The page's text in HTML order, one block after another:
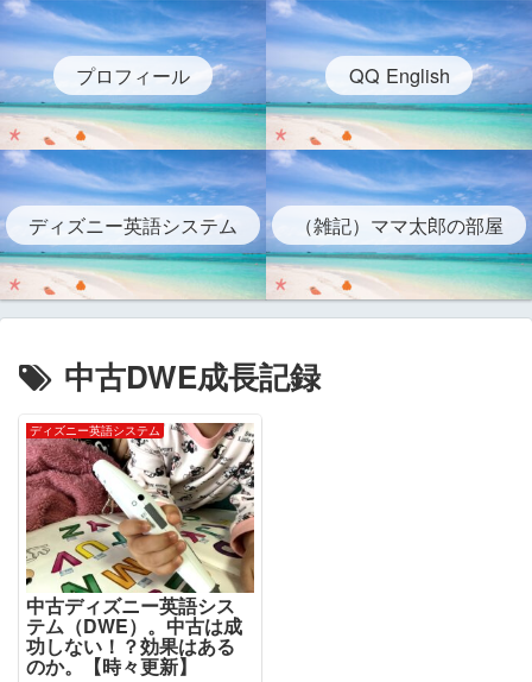
プロフィール QQ English
ディズニー英語システム （雑記）ママ太郎の部屋
中古DWE成長記録
ディズニー英語システム
中古ディズニー英語シス
テム（DWE）。中古は成
功しない！？効果はある
のか。【時々更新】